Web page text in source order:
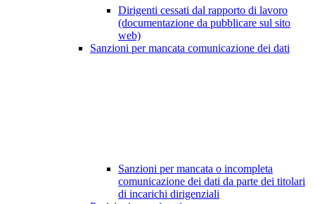
Dirigenti cessati dal rapporto di lavoro
(documentazione da pubblicare sul sito
web)
Sanzioni per mancata comunicazione dei dati
Sanzioni per mancata o incompleta
comunicazione dei dati da parte dei titolari
di incarichi dirigenziali